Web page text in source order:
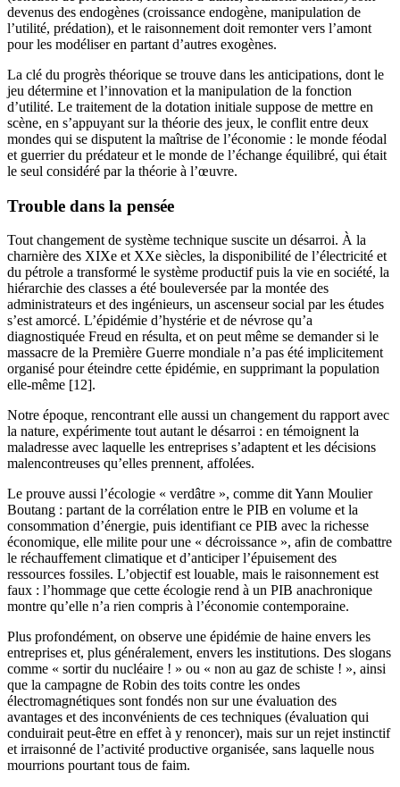
devenus des endogènes (croissance endogène, manipulation de
l’utilité, prédation), et le raisonnement doit remonter vers l’amont
pour les modéliser en partant d’autres exogènes.
La clé du progrès théorique se trouve dans les anticipations, dont le
jeu détermine et l’innovation et la manipulation de la fonction
d’utilité. Le traitement de la dotation initiale suppose de mettre en
scène, en s’appuyant sur la théorie des jeux, le conflit entre deux
mondes qui se disputent la maîtrise de l’économie : le monde féodal
et guerrier du prédateur et le monde de l’échange équilibré, qui était
le seul considéré par la théorie à l’œuvre.
Trouble dans la pensée
Tout changement de système technique suscite un désarroi. À la
charnière des XIXe et XXe siècles, la disponibilité de l’électricité et
du pétrole a transformé le système productif puis la vie en société, la
hiérarchie des classes a été bouleversée par la montée des
administrateurs et des ingénieurs, un ascenseur social par les études
s’est amorcé. L’épidémie d’hystérie et de névrose qu’a
diagnostiquée Freud en résulta, et on peut même se demander si le
massacre de la Première Guerre mondiale n’a pas été implicitement
organisé pour éteindre cette épidémie, en supprimant la population
elle-même [12].
Notre époque, rencontrant elle aussi un changement du rapport avec
la nature, expérimente tout autant le désarroi : en témoignent la
maladresse avec laquelle les entreprises s’adaptent et les décisions
malencontreuses qu’elles prennent, affolées.
Le prouve aussi l’écologie « verdâtre », comme dit Yann Moulier
Boutang : partant de la corrélation entre le PIB en volume et la
consommation d’énergie, puis identifiant ce PIB avec la richesse
économique, elle milite pour une « décroissance », afin de combattre
le réchauffement climatique et d’anticiper l’épuisement des
ressources fossiles. L’objectif est louable, mais le raisonnement est
faux : l’hommage que cette écologie rend à un PIB anachronique
montre qu’elle n’a rien compris à l’économie contemporaine.
Plus profondément, on observe une épidémie de haine envers les
entreprises et, plus généralement, envers les institutions. Des slogans
comme « sortir du nucléaire ! » ou « non au gaz de schiste ! », ainsi
que la campagne de Robin des toits contre les ondes
électromagnétiques sont fondés non sur une évaluation des
avantages et des inconvénients de ces techniques (évaluation qui
conduirait peut-être en effet à y renoncer), mais sur un rejet instinctif
et irraisonné de l’activité productive organisée, sans laquelle nous
mourrions pourtant tous de faim.